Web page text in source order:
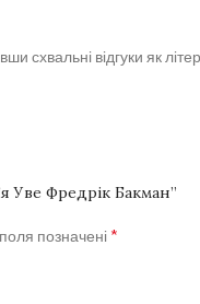
відгуки як
Уве Фредрік Бакман”
позначені *